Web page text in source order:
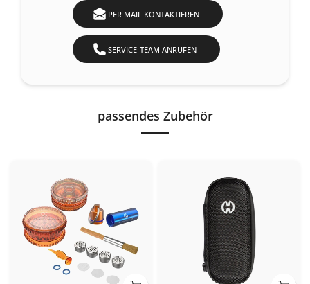
PER MAIL KONTAKTIEREN
SERVICE-TEAM ANRUFEN
passendes Zubehör